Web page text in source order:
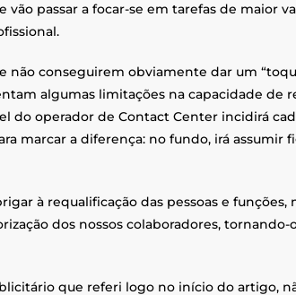
vão passar a focar-se em tarefas de maior
não conseguirem obviamente dar um
algumas limitações na capacidade de
do operador de Contact Center incidirá
marcar a diferença: no fundo, irá assumir
à requalificação das pessoas e funções,
dos nossos colaboradores, tornando-
que referi logo no início do artigo,